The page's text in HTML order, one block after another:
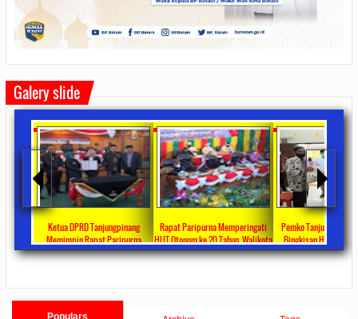
Galery slide
Ketua DPRD Tanjungpinang
Memimpin Rapat Paripurna
Pengesahan Ranperda Perubahan
2022/09/240 Comments
Rapat Paripurna Memperingati
HUT Otonom ke 20 Tahun, Walikota
Rahma Paparkan Capaian
2021/10/180 Comments
Pemko Tanjung
Bingkisan Hari Raya
Untuk Masyarakat
2020/05/110
Populars